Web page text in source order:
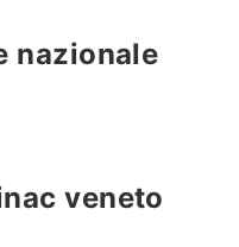
nazionale
veneto